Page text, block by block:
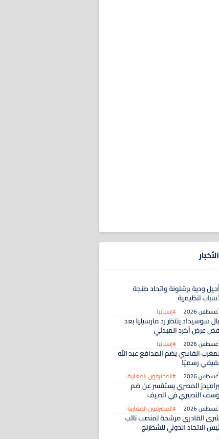
ودية برشلونة واتحاد طنجة
تنظيمية
#إسبانيا
سوسيداد ينتظر رد مارسيليا بعد
عرض أكرد المبدئي
#إسبانيا
الفاسي يضم المدافع عبد الله
رسميًا
#المحترفون المغاربة
المصري يستفسر عن ضم
النصيري في الصيف
#المحترفون المغاربة
القادري مرشحة لمنصب نائب
الاتحاد الدولي للشطرنج